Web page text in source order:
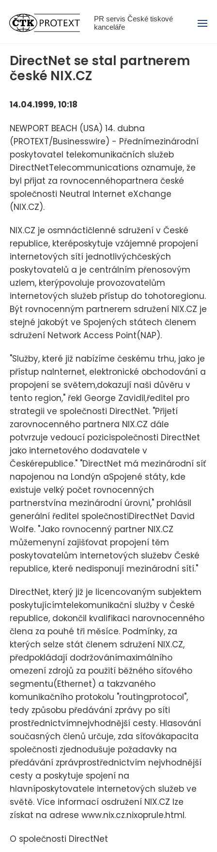
PR servis České tiskové
kanceláře
Menu
DirectNet se stal partnerem
české NIX.CZ
14.04.1999, 10:18
NEWPORT BEACH (USA) 14. dubna
(PROTEXT/Businesswire) - Přednímezinárodní
poskytovatel telekomunikačních služeb
DirectNetTelecommunications oznamuje, že
byl přijat za rovnocennéhopartnera české
společnosti Neutral Internet eXchange
(NIX.CZ).
NIX.CZ je osmnáctičlenné sdružení v České
republice, kteréposkytuje vzájemné propojení
internetových sítí jednotlivýchčeských
poskytovatelů a je centrálním přenosovým
uzlem, kterýpovoluje provozovatelům
internetových služeb přístup do tohotoregionu.
Být rovnocenným partnerem sdružení NIX.CZ je
stejné jakobýt ve Spojených státech členem
sdružení Network Access Point(NAP).
"Služby, které již nabízíme českému trhu, jako je
přístup naInternet, elektronické obchodování a
propojení se světem,dokazují naši důvěru v
tento region," řekl George Zavidil,ředitel pro
strategii ve společnosti DirectNet. "Přijetí
zarovnocenného partnera NIX.CZ dále
potvrzuje vedoucí pozicispolečnosti DirectNet
jako internetového dodavatele v
Českérepublice." "DirectNet má mezinárodní síť
napojenou na Londýn aSpojené státy, kde
existuje velký počet rovnocenných
partnerstvína mezinárodní úrovni," prohlásil
generální ředitel společnostiDirectNet David
Wolfe. "Jako rovnocenný partner NIX.CZ
můžemenyní zajišťovat propojení těm
poskytovatelům internetových služebv České
republice, které nedisponují mezinárodní sítí."
DirectNet, který již je licencovaným subjektem
poskytujícímtelekomunikační služby v České
republice, dokončil kvalifikaci narovnocenného
člena za pouhé tři měsíce. Podmínky, za
kterých selze stát členem sdružení NIX.CZ,
předpokládají dodržovánímaximálního
omezení zdrojů za použití běžného síťového
segmentu(Ethernet) a takzvaného
komunikačního protokolu "routingprotocol",
tedy způsobu předávání zprávy po síti
prostřednictvímnejvhodnější cesty. Hlasování
současných členů určuje, zda síťovákapacita
společnosti zjednodušuje požadavky na
předávání zprávprostřednictvím nejvhodnější
cesty a poskytuje spojení na
hlavníposkytovatele internetových služeb ve
světě. Více informací osdružení NIX.CZ lze
získat na adrese www.nix.cz.nixoprule.html.
O společnosti DirectNet